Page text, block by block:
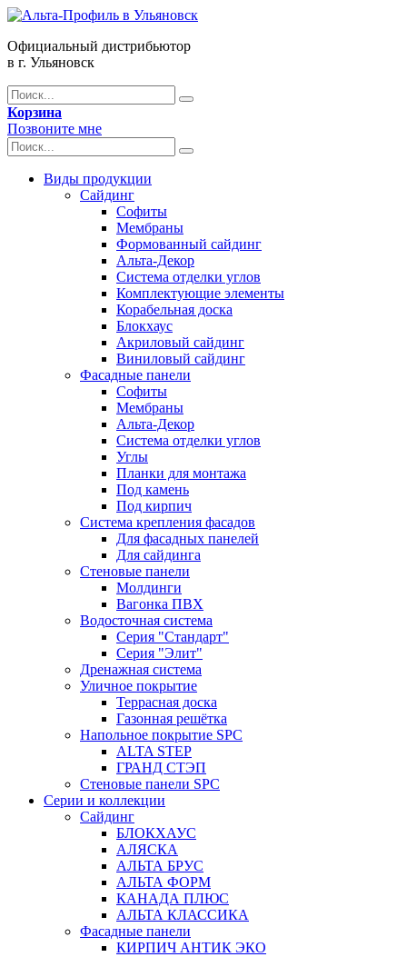
Официальный дистрибьютор
в г. Ульяновск
Корзина
Позвоните мне
Виды продукции
Сайдинг
Софиты
Мембраны
Формованный сайдинг
Альта-Декор
Система отделки углов
Комплектующие элементы
Корабельная доска
Блокхаус
Акриловый сайдинг
Виниловый сайдинг
Фасадные панели
Софиты
Мембраны
Альта-Декор
Система отделки углов
Углы
Планки для монтажа
Под камень
Под кирпич
Система крепления фасадов
Для фасадных панелей
Для сайдинга
Стеновые панели
Молдинги
Вагонка ПВХ
Водосточная система
Серия "Стандарт"
Серия "Элит"
Дренажная система
Уличное покрытие
Террасная доска
Газонная решётка
Напольное покрытие SPC
ALTA STEP
ГРАНД СТЭП
Стеновые панели SPC
Серии и коллекции
Сайдинг
БЛОКХАУС
АЛЯСКА
АЛЬТА БРУС
АЛЬТА ФОРМ
КАНАДА ПЛЮС
АЛЬТА КЛАССИКА
Фасадные панели
КИРПИЧ АНТИК ЭКО